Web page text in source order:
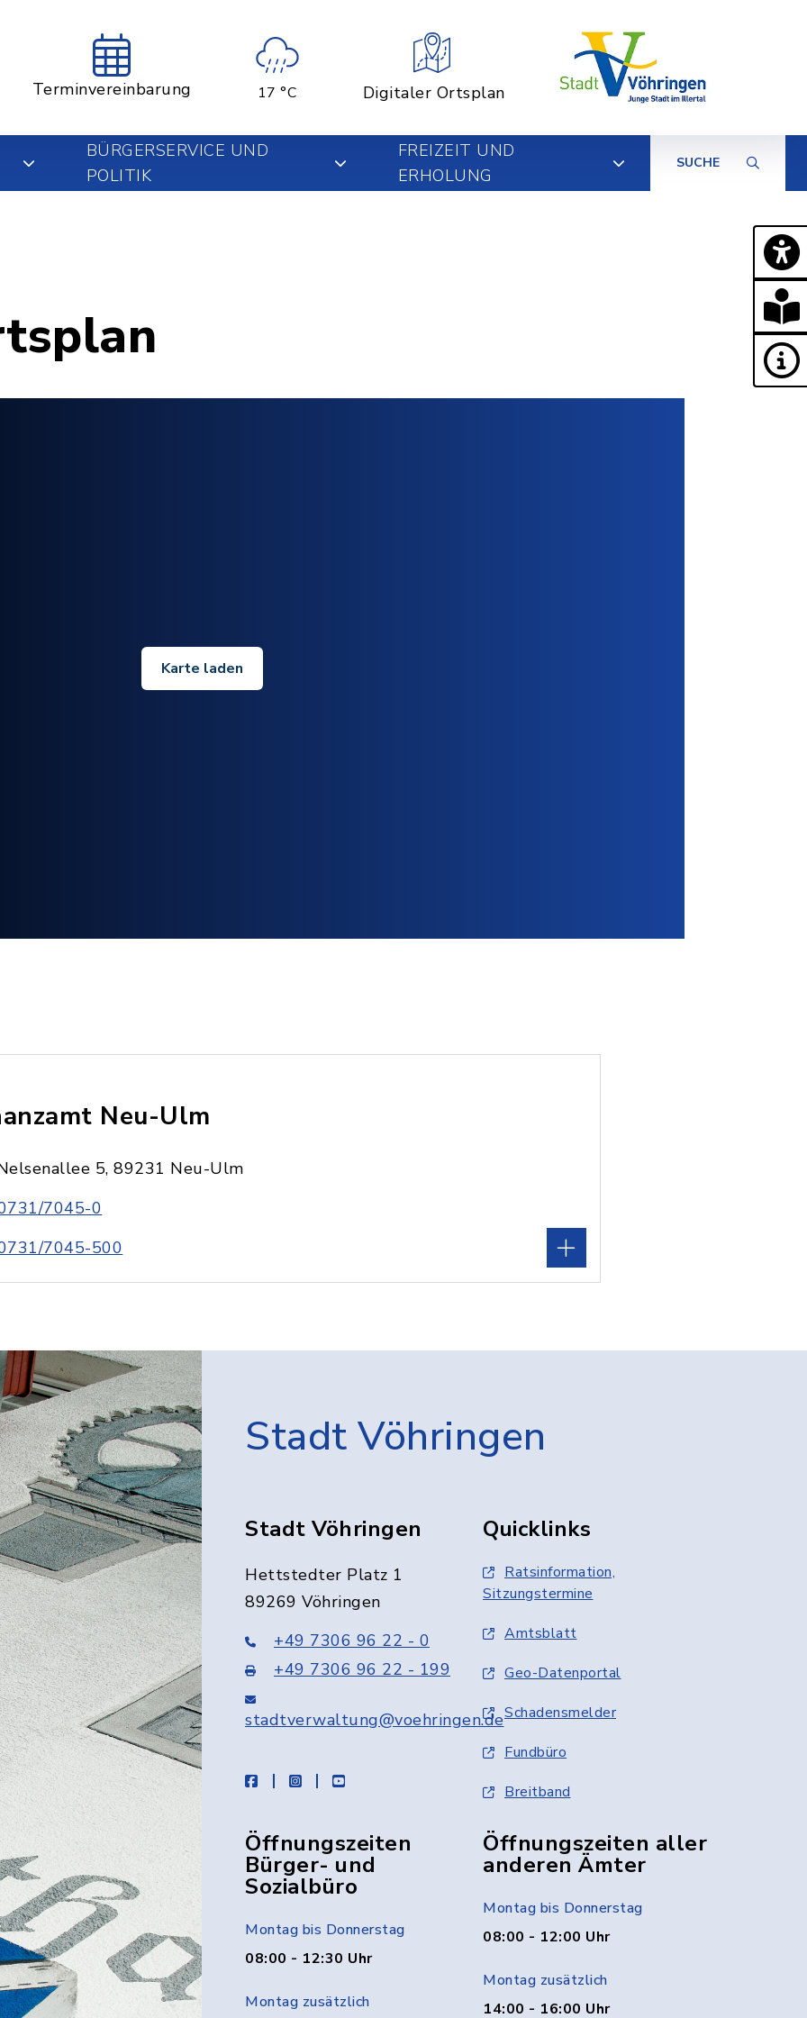
Terminvereinbarung 17 °C Digitaler Ortsplan
BÜRGERSERVICE UND
POLITIK
FREIZEIT UND
ERHOLUNG
SUCHE
Karte laden
Neu-Ulm
5, 89231 Neu-Ulm
7045-0
7045-500
Stadt Vöhringen
Stadt Vöhringen
Hettstedter Platz 1
89269 Vöhringen
+49 7306 96 22 - 0
+49 7306 96 22 - 199
stadtverwaltung@voehringen.de
facebookinstagramyoutube
Quicklinks
Ratsinformation,
Sitzungstermine
Amtsblatt
Geo-Datenportal
Schadensmelder
Fundbüro
Breitband
Öffnungszeiten
Bürger- und
Sozialbüro
Montag bis Donnerstag
08:00 - 12:30 Uhr
Montag zusätzlich
Öffnungszeiten aller
anderen Ämter
Montag bis Donnerstag
08:00 - 12:00 Uhr
Montag zusätzlich
14:00 - 16:00 Uhr